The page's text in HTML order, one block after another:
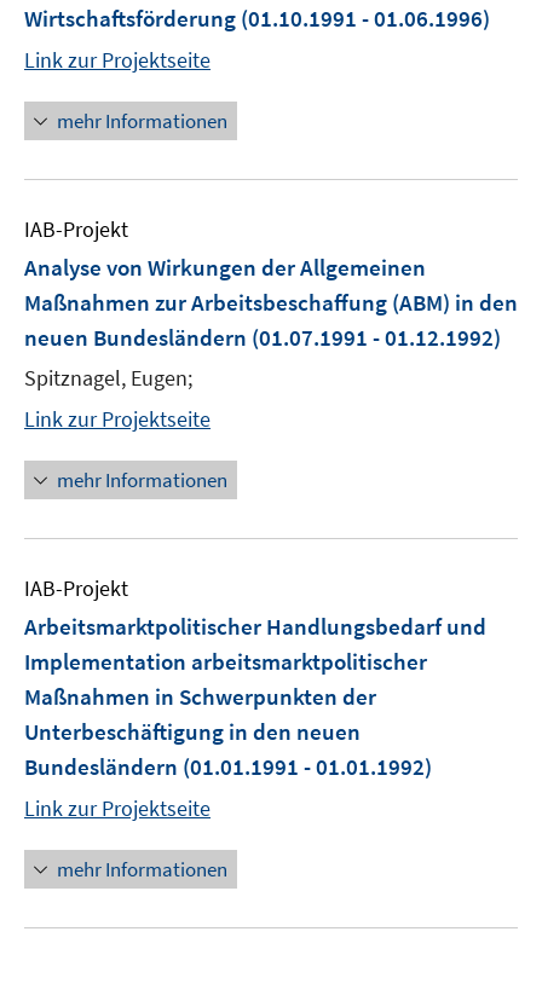
Wirtschaftsförderung (01.10.1991 - 01.06.1996)
Link zur Projektseite
mehr Informationen
IAB-Projekt
Analyse von Wirkungen der Allgemeinen
Maßnahmen zur Arbeitsbeschaffung (ABM) in den
neuen Bundesländern (01.07.1991 - 01.12.1992)
Spitznagel, Eugen;
Link zur Projektseite
mehr Informationen
IAB-Projekt
Arbeitsmarktpolitischer Handlungsbedarf und
Implementation arbeitsmarktpolitischer
Maßnahmen in Schwerpunkten der
Unterbeschäftigung in den neuen
Bundesländern (01.01.1991 - 01.01.1992)
Link zur Projektseite
mehr Informationen